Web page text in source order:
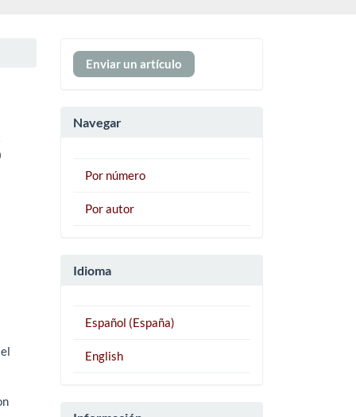
Enviar
un
Enviar un artículo
Navegar
Por número
Por autor
Idioma
Español (España)
English